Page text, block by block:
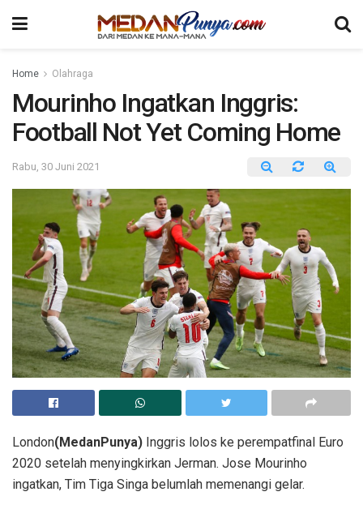
Home Olahraga
Mourinho Ingatkan Inggris:
Football Not Yet Coming Home
Rabu, 30 Juni 2021
London(MedanPunya) Inggris lolos ke perempatfinal Euro
2020 setelah menyingkirkan Jerman. Jose Mourinho
ingatkan, Tim Tiga Singa belumlah memenangi gelar.